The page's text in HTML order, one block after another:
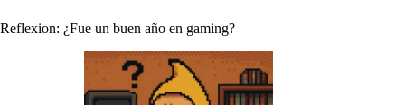
Reflexion: ¿Fue un buen año en gaming?